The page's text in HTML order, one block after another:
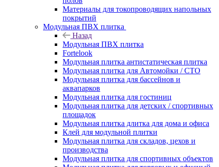
Материалы для токопроводящих напольных
покрытий
Модульная ПВХ плитка
Назад
Модульная ПВХ плитка
Fortelook
Модульная плитка антистатическая плитка
Модульная плитка для Автомойки / СТО
Модульная плитка для бассейнов и
аквапарков
Модульная плитка для гостиниц
Модульная плитка для детских / спортивных
площадок
Модульная плитка длитка для дома и офиса
Клей для модульной плитки
Модульная плитка для складов, цехов и
производства
Модульная плитка для спортивных объектов